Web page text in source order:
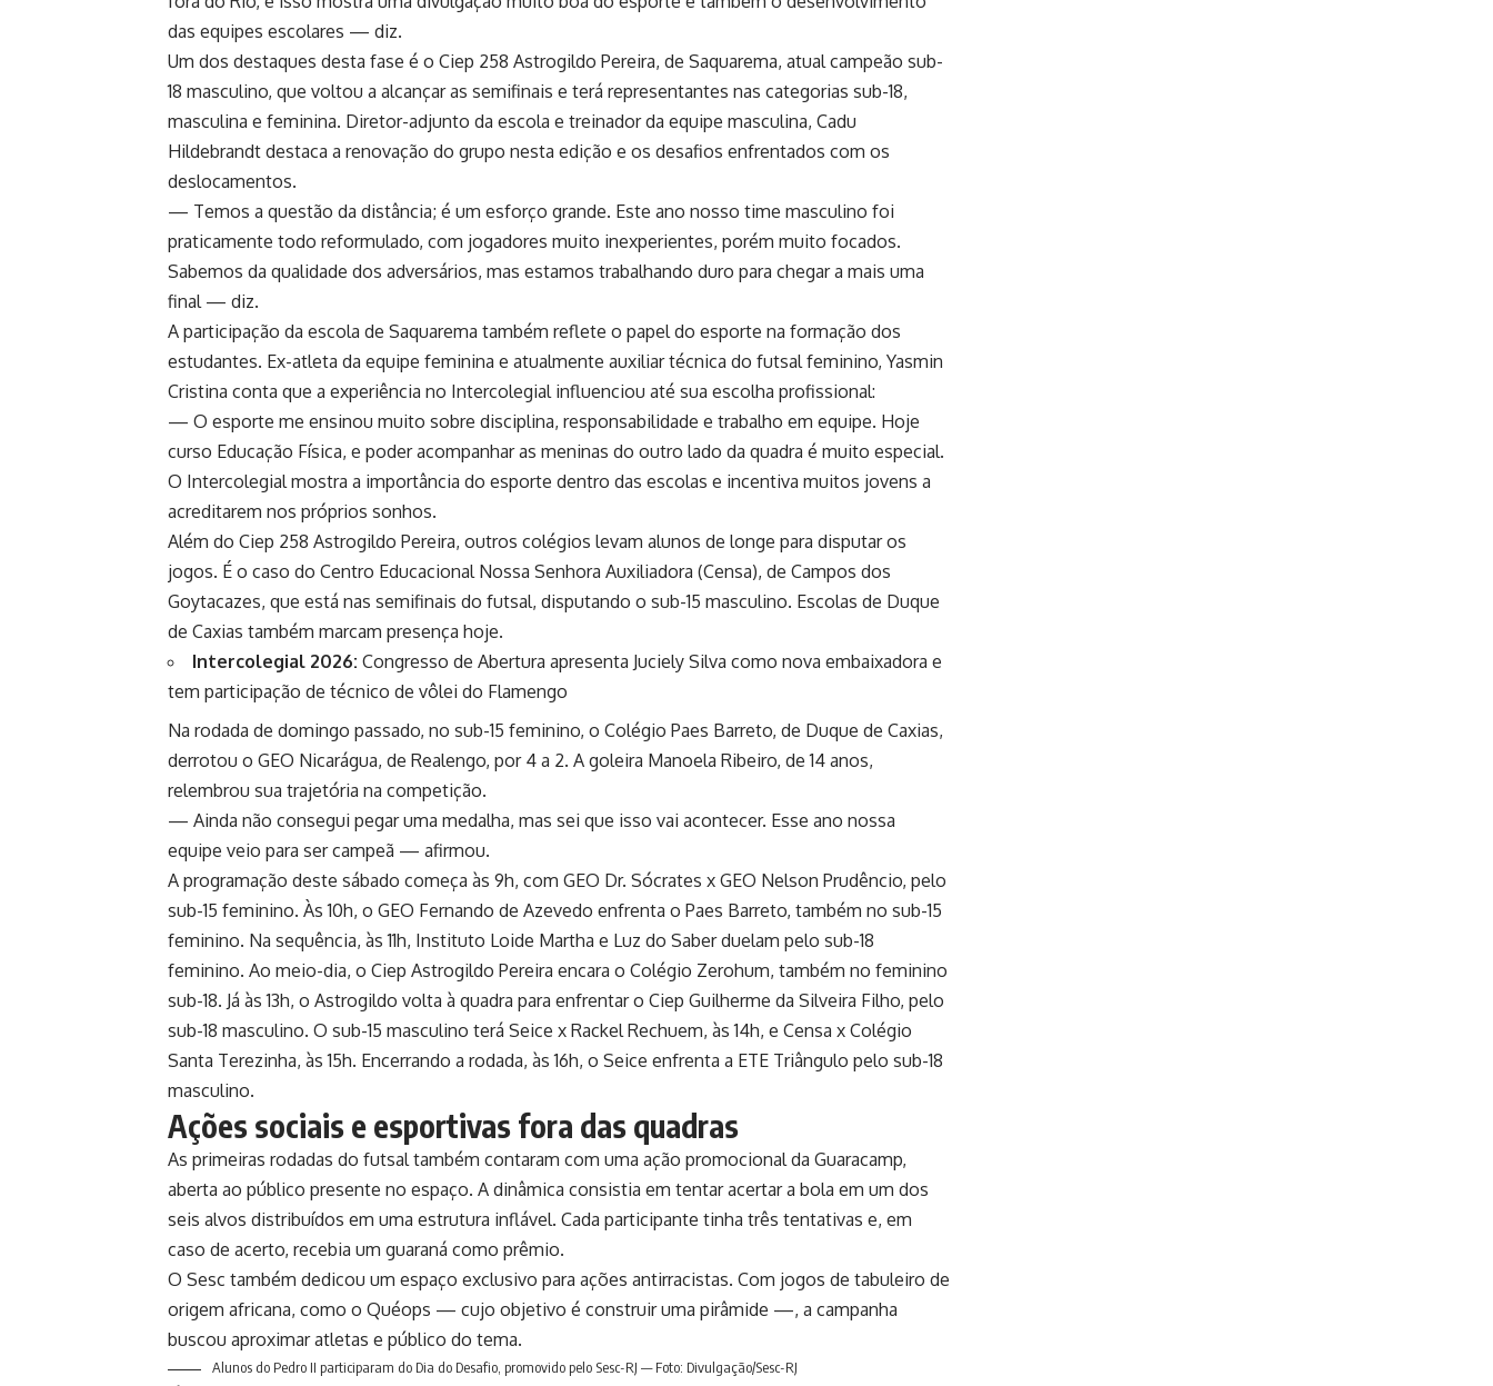
das equipes escolares — diz.
Um dos destaques desta fase é o Ciep 258 Astrogildo Pereira, de Saquarema, atual campeão sub-
18 masculino, que voltou a alcançar as semifinais e terá representantes nas categorias sub-18,
masculina e feminina. Diretor-adjunto da escola e treinador da equipe masculina, Cadu
Hildebrandt destaca a renovação do grupo nesta edição e os desafios enfrentados com os
deslocamentos.
— Temos a questão da distância; é um esforço grande. Este ano nosso time masculino foi
praticamente todo reformulado, com jogadores muito inexperientes, porém muito focados.
Sabemos da qualidade dos adversários, mas estamos trabalhando duro para chegar a mais uma
final — diz.
A participação da escola de Saquarema também reflete o papel do esporte na formação dos
estudantes. Ex-atleta da equipe feminina e atualmente auxiliar técnica do futsal feminino, Yasmin
Cristina conta que a experiência no Intercolegial influenciou até sua escolha profissional:
— O esporte me ensinou muito sobre disciplina, responsabilidade e trabalho em equipe. Hoje
curso Educação Física, e poder acompanhar as meninas do outro lado da quadra é muito especial.
O Intercolegial mostra a importância do esporte dentro das escolas e incentiva muitos jovens a
acreditarem nos próprios sonhos.
Além do Ciep 258 Astrogildo Pereira, outros colégios levam alunos de longe para disputar os
jogos. É o caso do Centro Educacional Nossa Senhora Auxiliadora (Censa), de Campos dos
Goytacazes, que está nas semifinais do futsal, disputando o sub-15 masculino. Escolas de Duque
de Caxias também marcam presença hoje.
Intercolegial 2026: Congresso de Abertura apresenta Juciely Silva como nova embaixadora e
tem participação de técnico de vôlei do Flamengo
Na rodada de domingo passado, no sub-15 feminino, o Colégio Paes Barreto, de Duque de Caxias,
derrotou o GEO Nicarágua, de Realengo, por 4 a 2. A goleira Manoela Ribeiro, de 14 anos,
relembrou sua trajetória na competição.
— Ainda não consegui pegar uma medalha, mas sei que isso vai acontecer. Esse ano nossa
equipe veio para ser campeã — afirmou.
A programação deste sábado começa às 9h, com GEO Dr. Sócrates x GEO Nelson Prudêncio, pelo
sub-15 feminino. Às 10h, o GEO Fernando de Azevedo enfrenta o Paes Barreto, também no sub-15
feminino. Na sequência, às 11h, Instituto Loide Martha e Luz do Saber duelam pelo sub-18
feminino. Ao meio-dia, o Ciep Astrogildo Pereira encara o Colégio Zerohum, também no feminino
sub-18. Já às 13h, o Astrogildo volta à quadra para enfrentar o Ciep Guilherme da Silveira Filho, pelo
sub-18 masculino. O sub-15 masculino terá Seice x Rackel Rechuem, às 14h, e Censa x Colégio
Santa Terezinha, às 15h. Encerrando a rodada, às 16h, o Seice enfrenta a ETE Triângulo pelo sub-18
masculino.
Ações sociais e esportivas fora das quadras
As primeiras rodadas do futsal também contaram com uma ação promocional da Guaracamp,
aberta ao público presente no espaço. A dinâmica consistia em tentar acertar a bola em um dos
seis alvos distribuídos em uma estrutura inflável. Cada participante tinha três tentativas e, em
caso de acerto, recebia um guaraná como prêmio.
O Sesc também dedicou um espaço exclusivo para ações antirracistas. Com jogos de tabuleiro de
origem africana, como o Quéops — cujo objetivo é construir uma pirâmide —, a campanha
buscou aproximar atletas e público do tema.
Alunos do Pedro II participaram do Dia do Desafio, promovido pelo Sesc-RJ — Foto: Divulgação/Sesc-RJ